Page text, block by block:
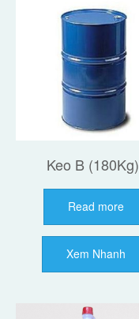
Keo B (180Kg)
Read more
Xem Nhanh